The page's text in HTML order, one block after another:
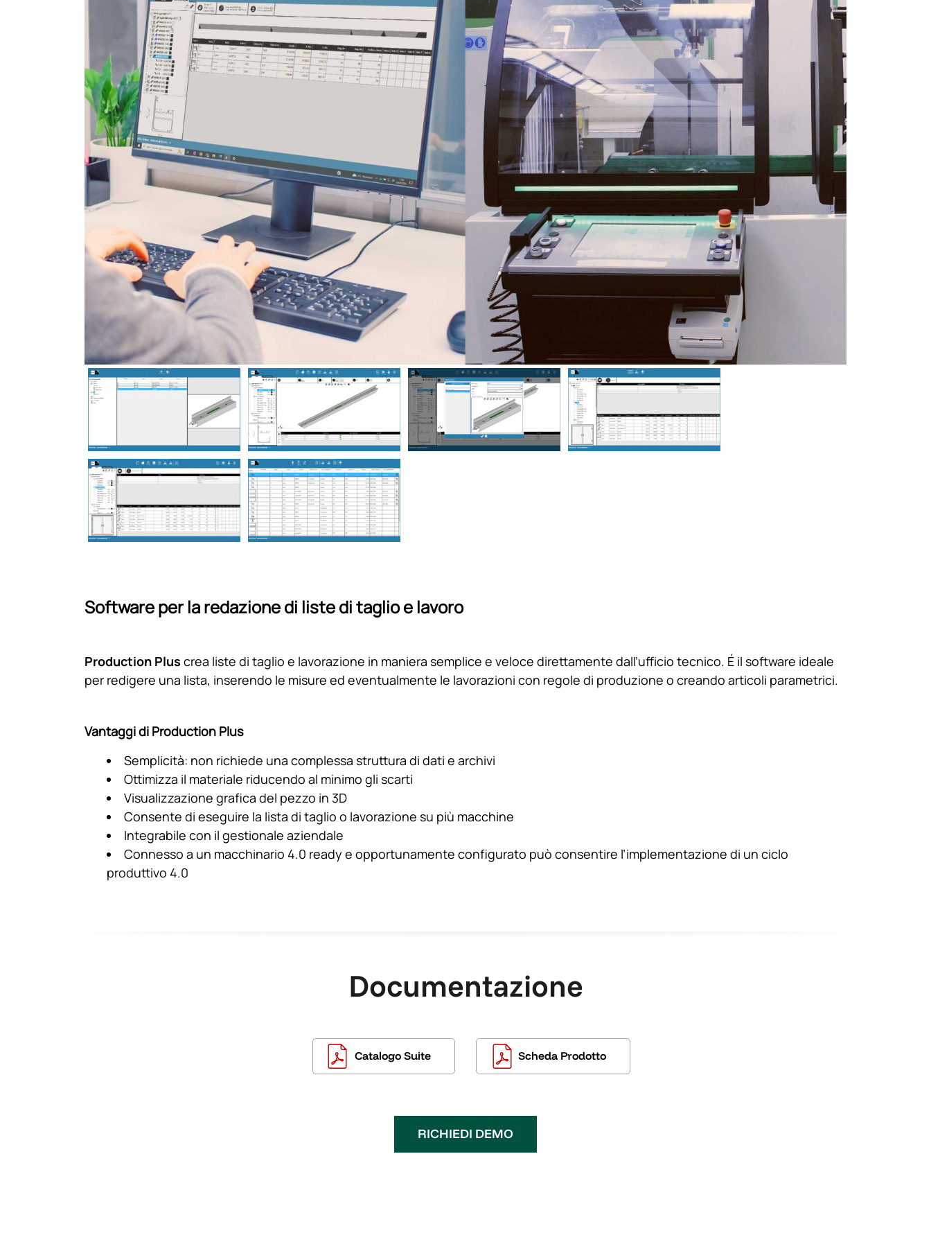
Software per la redazione di liste di taglio e lavoro
Production Plus crea liste di taglio e lavorazione in maniera semplice e veloce direttamente dall’ufficio tecnico. É il software ideale
per redigere una lista, inserendo le misure ed eventualmente le lavorazioni con regole di produzione o creando articoli parametrici.
Vantaggi di Production Plus
Semplicità: non richiede una complessa struttura di dati e archivi
Ottimizza il materiale riducendo al minimo gli scarti
Visualizzazione grafica del pezzo in 3D
Consente di eseguire la lista di taglio o lavorazione su più macchine
Integrabile con il gestionale aziendale
Connesso a un macchinario 4.0 ready e opportunamente configurato può consentire l’implementazione di un ciclo
produttivo 4.0
Documentazione
Catalogo Suite Scheda Prodotto
RICHIEDI DEMO